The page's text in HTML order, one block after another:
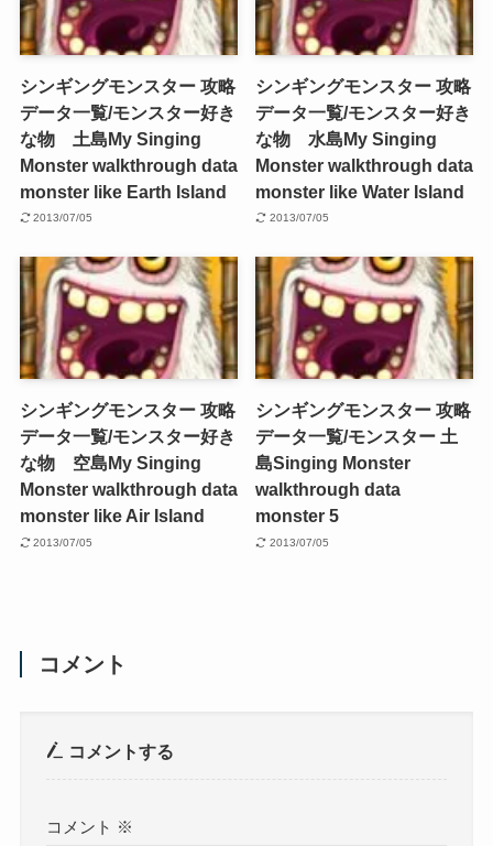
シンギングモンスター 攻略
データ一覧/モンスター好き
な物 土島My Singing
Monster walkthrough data
monster like Earth Island
2013/07/05
シンギングモンスター 攻略
データ一覧/モンスター好き
な物 水島My Singing
Monster walkthrough data
monster like Water Island
2013/07/05
シンギングモンスター 攻略
データ一覧/モンスター好き
な物 空島My Singing
Monster walkthrough data
monster like Air Island
2013/07/05
シンギングモンスター 攻略
データ一覧/モンスター 土
島Singing Monster
walkthrough data
monster 5
2013/07/05
コメント
コメントする
コメント ※